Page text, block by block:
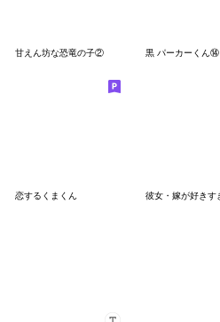
甘えん坊な恐竜の子② 黒 パーカーくん⑭
恋するくまくん